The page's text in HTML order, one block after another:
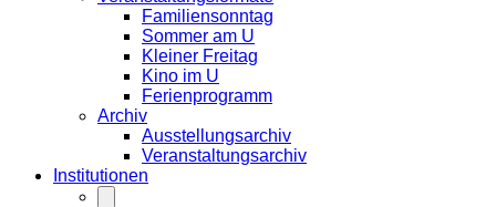
Familiensonntag
Sommer am U
Kleiner Freitag
Kino im U
Ferienprogramm
Archiv
Ausstellungsarchiv
Veranstaltungsarchiv
Institutionen